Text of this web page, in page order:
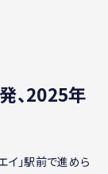
、2025年
」駅前で進めら